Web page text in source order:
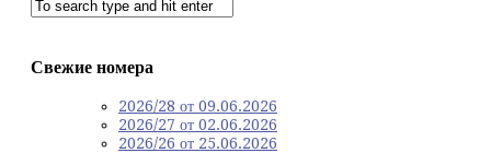
Свежие номера
2026/28 от 09.06.2026
2026/27 от 02.06.2026
2026/26 от 25.06.2026